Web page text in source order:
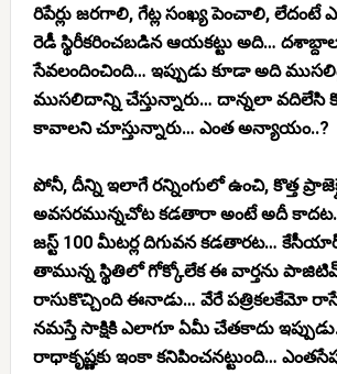
రిపేర్లు జరగాలి, గేట్ల సంఖ్య పెంచాలి, లేదంటే
రెడీ స్థిరీకరించబడిన ఆయకట్టు అది…
సేవలందించింది… ఇప్పుడు కూడా అది
ముసలిదాన్ని చేస్తున్నారు… దాన్నలా వదిలేసి
కావాలని చూస్తున్నారు… ఎంత అన్యాయం..?
పోనీ, దీన్ని ఇలాగే రన్నింగులో ఉంచి, కొత్త
అవసరమున్నచోట కడతారా అంటే అదీ కాదట…
జస్ట్ 100 మీటర్ల దిగువన కడతారట…
తామున్న స్థితిలో గోక్కోలేక ఈ వార్తను
రాసుకొచ్చింది ఈనాడు… వేరే పత్రికలకేమో
నమస్తే సాక్షికి ఎలాగూ ఏమీ చేతకాదు
రాధాకృష్ణకు ఇంకా కనిపించనట్టుంది…